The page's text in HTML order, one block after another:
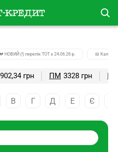
НОВИЙ (!) перелік ТОТ з 24.06.26 р. 📅
грн ПМ 3328 грн
В Г Д Е Є